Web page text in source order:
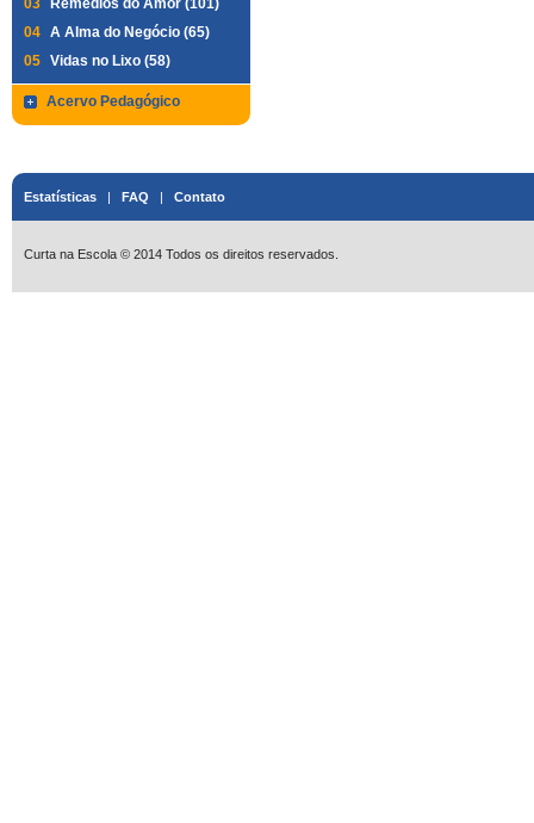
03
Remédios do Amor (101)
04 A Alma do Negócio (65)
05 Vidas no Lixo (58)
Acervo Pedagógico
Estatísticas | FAQ | Contato
Curta na Escola © 2014 Todos os direitos reservados.